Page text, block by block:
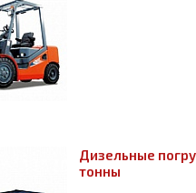
Дизельные
тонны